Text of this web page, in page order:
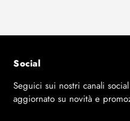
Social
Seguici sui nostri canali
aggiornato su novità e